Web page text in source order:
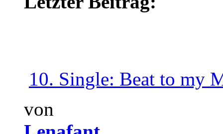
10. Single: Beat to my
von